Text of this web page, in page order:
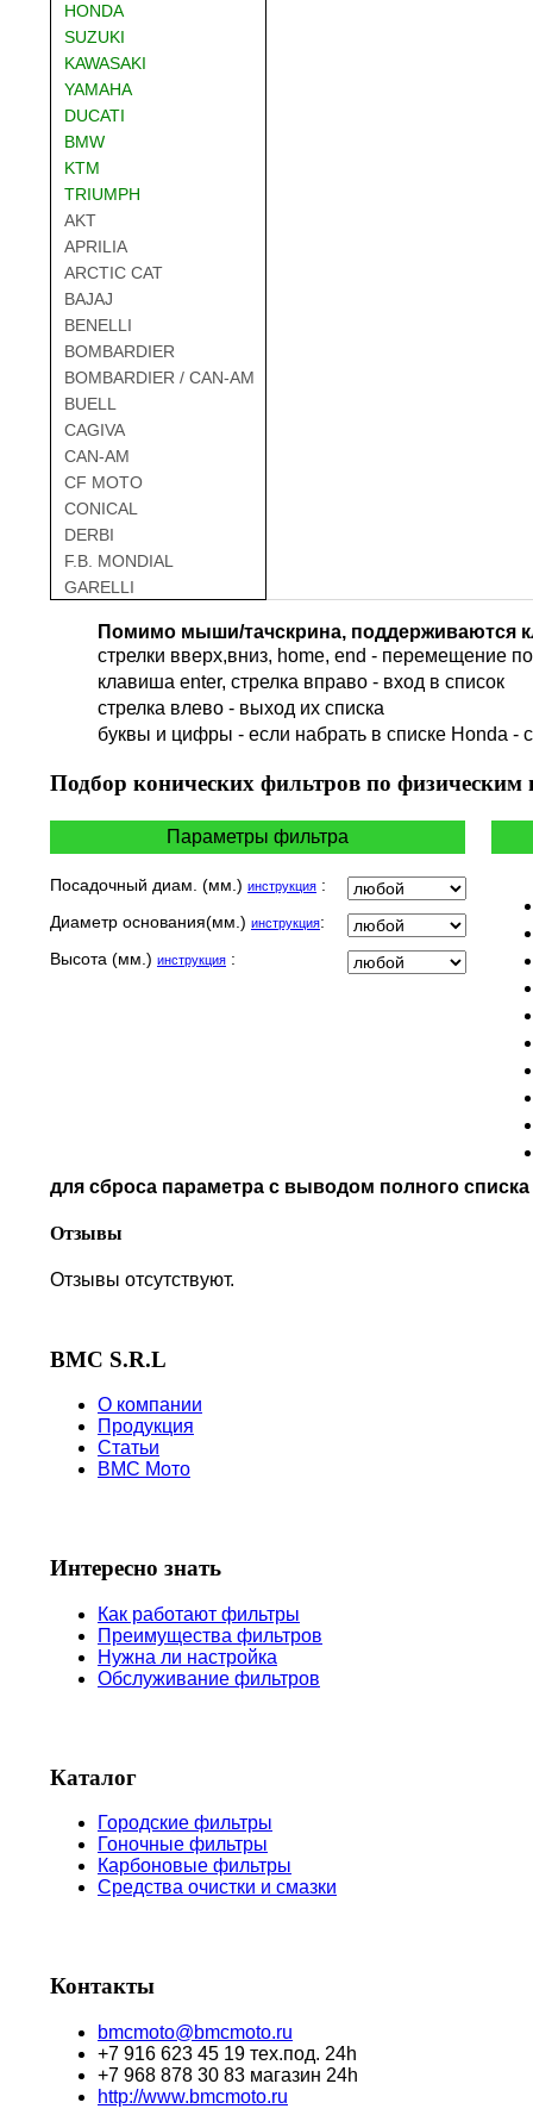
HONDA
SUZUKI
KAWASAKI
YAMAHA
DUCATI
BMW
KTM
TRIUMPH
AKT
APRILIA
ARCTIC CAT
BAJAJ
BENELLI
BOMBARDIER
BOMBARDIER / CAN-AM
BUELL
CAGIVA
CAN-AM
CF MOTO
CONICAL
DERBI
F.B. MONDIAL
GARELLI
GILERA
HARLEY DAVIDSON
HERO
HUSQVARNA
INDIAN
KEEWAY
MBK
MOTO GUZZI
TVS
Помимо мыши/тачскрина, поддерживаются
стрелки вверх,вниз, home, end - перемещение
клавиша enter, стрелка вправо - вход в список
cтрелка влево - выход их списка
буквы и цифры - если набрать в списке Honda -
Подбор конических фильтров по физическим
Параметры фильтра
Посадочный диам. (мм.) инструкция :
Диаметр основания(мм.) инструкция:
Высота (мм.) инструкция :
для сброса параметра с выводом полного
Отзывы
Отзывы отсутствуют.
BMC S.R.L
О компании
Продукция
Статьи
BMC Мото
Интересно знать
Как работают фильтры
Преимущества фильтров
Нужна ли настройка
Обслуживание фильтров
Каталог
Городские фильтры
Гоночные фильтры
Карбоновые фильтры
Средства очистки и смазки
Контакты
bmcmoto@bmcmoto.ru
+7 916 623 45 19 тех.под. 24h
+7 968 878 30 83 магазин 24h
http://www.bmcmoto.ru